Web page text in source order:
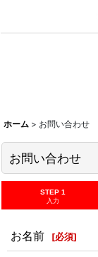
ホーム > お問い合わせ
お問い合わせ
STEP 1
入力
お名前 [必須]